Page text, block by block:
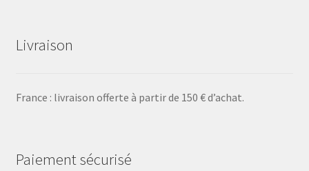
Livraison
France : livraison offerte à partir de 150 € d’achat.
Paiement sécurisé